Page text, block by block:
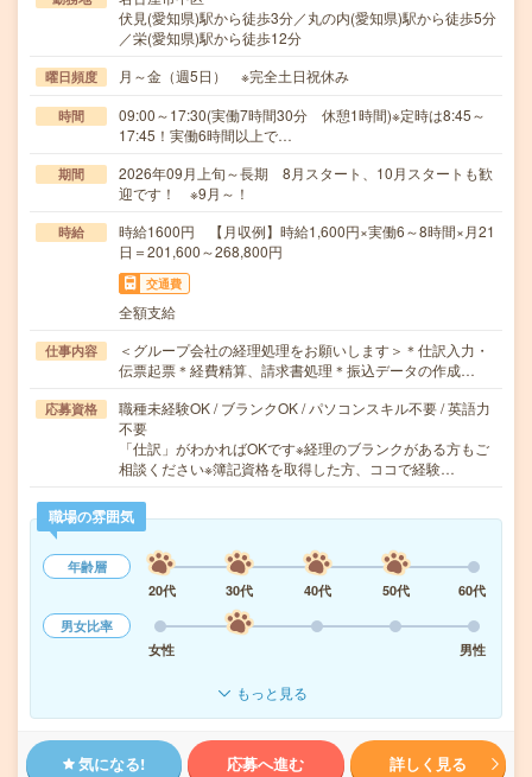
伏見(愛知県)駅から徒歩3分／丸の内(愛知県)駅から徒歩5分
／栄(愛知県)駅から徒歩12分
曜日頻度 月～金（週5日） ※完全土日祝休み
時間
09:00～17:30(実働7時間30分 休憩1時間)※定時は8:45～
17:45！実働6時間以上で…
期間
2026年09月上旬～長期 8月スタート、10月スタートも歓
迎です！ ※9月～！
時給
時給1600円 【月収例】時給1,600円×実働6～8時間×月21
日＝201,600～268,800円
交通費
全額支給
仕事内容
＜グループ会社の経理処理をお願いします＞＊仕訳入力・
伝票起票＊経費精算、請求書処理＊振込データの作成…
応募資格
職種未経験OK / ブランクOK / パソコンスキル不要 / 英語力
不要
「仕訳」がわかればOKです※経理のブランクがある方もご
相談ください※簿記資格を取得した方、ココで経験…
職場の雰囲気
年齢層
20代
30代 40代 50代
60代
男女比率
女性
男性
もっと見る
気になる! 応募へ進む 詳しく見る